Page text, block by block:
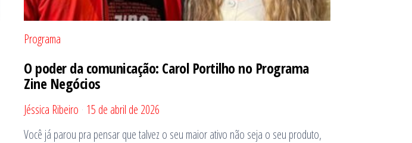
Programa
O poder da comunicação: Carol Portilho no Programa
Zine Negócios
Jéssica Ribeiro 15 de abril de 2026
Você já parou pra pensar que talvez o seu maior ativo não seja o seu produto,